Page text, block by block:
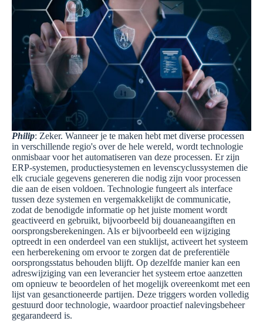
Philip: Zeker. Wanneer je te maken hebt met diverse processen
in verschillende regio's over de hele wereld, wordt technologie
onmisbaar voor het automatiseren van deze processen. Er zijn
ERP-systemen, productiesystemen en levenscyclussystemen die
elk cruciale gegevens genereren die nodig zijn voor processen
die aan de eisen voldoen. Technologie fungeert als interface
tussen deze systemen en vergemakkelijkt de communicatie,
zodat de benodigde informatie op het juiste moment wordt
geactiveerd en gebruikt, bijvoorbeeld bij douaneaangiften en
oorsprongsberekeningen. Als er bijvoorbeeld een wijziging
optreedt in een onderdeel van een stuklijst, activeert het systeem
een herberekening om ervoor te zorgen dat de preferentiële
oorsprongsstatus behouden blijft. Op dezelfde manier kan een
adreswijziging van een leverancier het systeem ertoe aanzetten
om opnieuw te beoordelen of het mogelijk overeenkomt met een
lijst van gesanctioneerde partijen. Deze triggers worden volledig
gestuurd door technologie, waardoor proactief nalevingsbeheer
gegarandeerd is.